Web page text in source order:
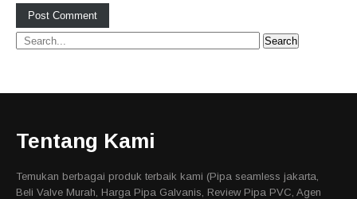
Tentang Kami
Temukan berbagai produk terbaik kami (Pipa seamless jakarta,
Beli Valve Murah, Harga Pipa Galvanis, Review Pipa PVC, Agen